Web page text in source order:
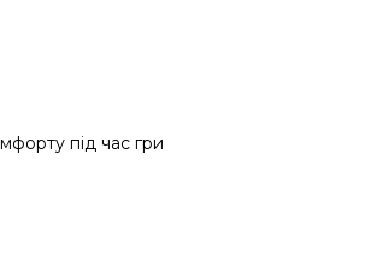
під час гри